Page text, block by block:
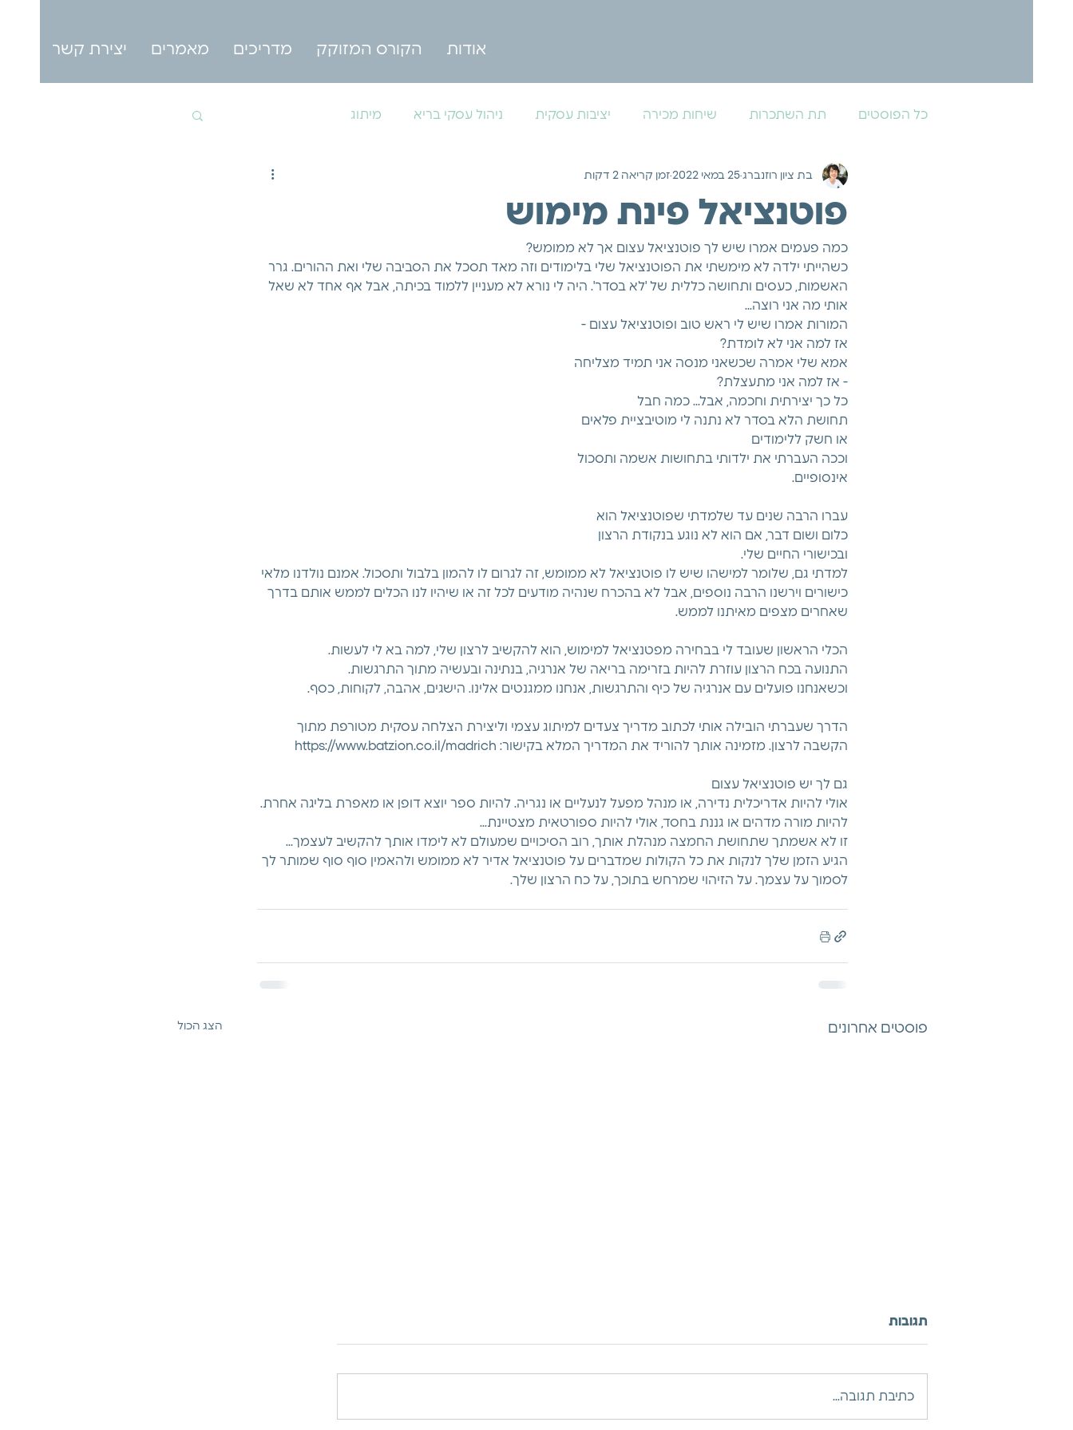
אודות הקורס המזוקק מדריכים מאמרים יצירת קשר
כל הפוסטים תת השתכרות שיחות מכירה יציבות עסקית ניהול עסקי בריא מיתוג
פוטנציאל פינת מימוש
בת ציון רוזנברג 25 במאי 2022 זמן קריאה 2 דקות
כמה פעמים אמרו שיש לך פוטנציאל עצום אך לא ממומש?
כשהייתי ילדה לא מימשתי את הפוטנציאל שלי בלימודים וזה מאד תסכל את הסביבה שלי ואת ההורים. גרר
האשמות, כעסים ותחושה כללית של 'לא בסדר'. היה לי נורא לא מעניין ללמוד בכיתה, אבל אף אחד לא שאל
אותי מה אני רוצה...
המורות אמרו שיש לי ראש טוב ופוטנציאל עצום -
אז למה אני לא לומדת?
אמא שלי אמרה שכשאני מנסה אני תמיד מצליחה
- אז למה אני מתעצלת?
כל כך יצירתית וחכמה, אבל... כמה חבל
תחושת הלא בסדר לא נתנה לי מוטיבציית פלאים
או חשק ללימודים
וככה העברתי את ילדותי בתחושות אשמה ותסכול
אינסופיים.
עברו הרבה שנים עד שלמדתי שפוטנציאל הוא
כלום ושום דבר, אם הוא לא נוגע בנקודת הרצון
ובכישורי החיים שלי.
למדתי גם, שלומר למישהו שיש לו פוטנציאל לא ממומש, זה לגרום לו להמון בלבול ותסכול. אמנם נולדנו מלאי
כישורים וירשנו הרבה נוספים, אבל לא בהכרח שנהיה מודעים לכל זה או שיהיו לנו הכלים לממש אותם בדרך
שאחרים מצפים מאיתנו לממש.
הכלי הראשון שעובד לי בבחירה מפטנציאל למימוש, הוא להקשיב לרצון שלי, למה בא לי לעשות.
התנועה בכח הרצון עוזרת להיות בזרימה בריאה של אנרגיה, בנתינה ובעשיה מתוך התרגשות.
וכשאנחנו פועלים עם אנרגיה של כיף והתרגשות, אנחנו ממגנטים אלינו. הישגים, אהבה, לקוחות, כסף.
הדרך שעברתי הובילה אותי לכתוב מדריך צעדים למיתוג עצמי וליצירת הצלחה עסקית מטורפת מתוך
הקשבה לרצון. מזמינה אותך להוריד את המדריך המלא בקישור: https://www.batzion.co.il/madrich
גם לך יש פוטנציאל עצום
אולי להיות אדריכלית נדירה, או מנהל מפעל לנעליים או נגריה. להיות ספר יוצא דופן או מאפרת בליגה אחרת.
להיות מורה מדהים או גננת בחסד, אולי להיות ספורטאית מצטיינת...
זו לא אשמתך שתחושת החמצה מנהלת אותך, רוב הסיכויים שמעולם לא לימדו אותך להקשיב לעצמך...
הגיע הזמן שלך לנקות את כל הקולות שמדברים על פוטנציאל אדיר לא ממומש ולהאמין סוף סוף שמותר לך
לסמוך על עצמך. על הזיהוי שמרחש בתוכך, על כח הרצון שלך.
פוסטים אחרונים הצג הכול
תגובות
כתיבת תגובה...